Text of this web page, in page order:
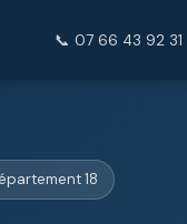
📞 07 66 43 92 31
18